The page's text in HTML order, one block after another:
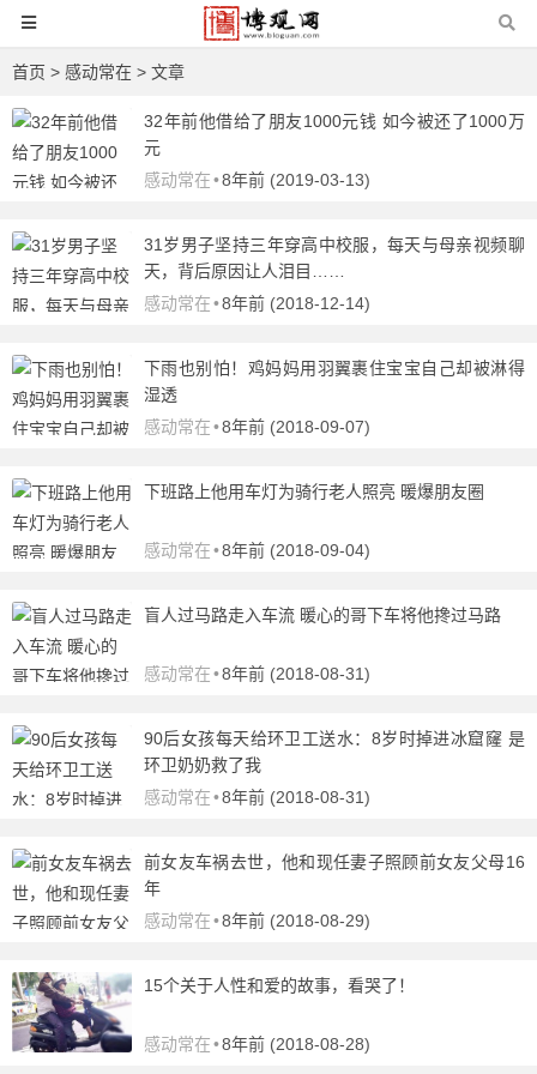
首页 > 感动常在 > 文章
32年前他借给了朋友1000元钱 如今被还了1000万
元
感动常在•8年前 (2019-03-13)
31岁男子坚持三年穿高中校服，每天与母亲视频聊
天，背后原因让人泪目……
感动常在•8年前 (2018-12-14)
下雨也别怕！鸡妈妈用羽翼裹住宝宝自己却被淋得
湿透
感动常在•8年前 (2018-09-07)
下班路上他用车灯为骑行老人照亮 暖爆朋友圈
感动常在•8年前 (2018-09-04)
盲人过马路走入车流 暖心的哥下车将他搀过马路
感动常在•8年前 (2018-08-31)
90后女孩每天给环卫工送水：8岁时掉进冰窟窿 是
环卫奶奶救了我
感动常在•8年前 (2018-08-31)
前女友车祸去世，他和现任妻子照顾前女友父母16
年
感动常在•8年前 (2018-08-29)
15个关于人性和爱的故事，看哭了！
感动常在•8年前 (2018-08-28)